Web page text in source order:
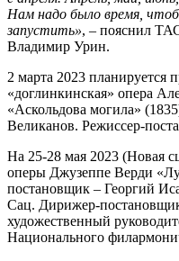
Нам надо было время,
запустить», – пояснил
Владимир Урин.
2 марта 2023 планируется
«доглинкинская» опера
«Аскольдова могила»
Великанов. Режиссер-
На 25-28 мая 2023 (Новая
оперы Джузеппе Верди
постановщик – Георгий
Сац. Дирижер-
художественный
Национального